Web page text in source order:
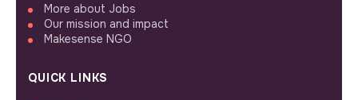
More about Jobs
Our mission and impact
Makesense NGO
QUICK LINKS